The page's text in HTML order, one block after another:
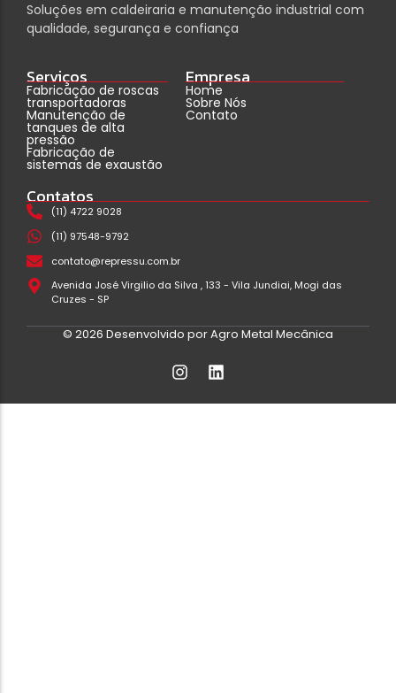
Soluções em caldeiraria e manutenção industrial com
qualidade, segurança e confiança
Serviços
Fabricação de roscas
transportadoras
Manutenção de
tanques de alta
pressão
Fabricação de
sistemas de exaustão
Empresa
Home
Sobre Nós
Contato
Contatos
(11) 4722 9028
(11) 97548-9792
contato@repressu.com.br
Avenida José Virgilio da Silva , 133 - Vila Jundiai, Mogi das
Cruzes - SP
© 2026 Desenvolvido por Agro Metal Mecânica